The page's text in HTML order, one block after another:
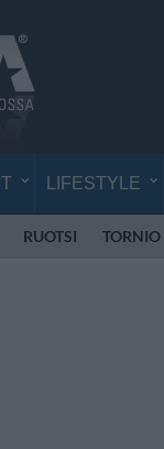
LIFESTYLE
RUOTSI TORNIO